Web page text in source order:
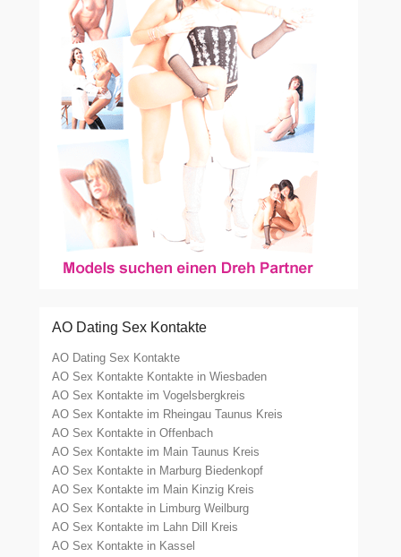
AO Dating Sex Kontakte
AO Dating Sex Kontakte
AO Sex Kontakte Kontakte in Wiesbaden
AO Sex Kontakte im Vogelsbergkreis
AO Sex Kontakte im Rheingau Taunus Kreis
AO Sex Kontakte in Offenbach
AO Sex Kontakte im Main Taunus Kreis
AO Sex Kontakte in Marburg Biedenkopf
AO Sex Kontakte im Main Kinzig Kreis
AO Sex Kontakte in Limburg Weilburg
AO Sex Kontakte im Lahn Dill Kreis
AO Sex Kontakte in Kassel